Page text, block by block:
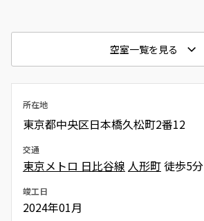
空室一覧を見る
所在地
東京都中央区日本橋久松町2番12
交通
東京メトロ 日比谷線 人形町徒歩5分
竣工日
2024年01月